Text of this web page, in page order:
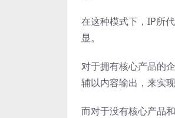
在这种模式下，IP所
显。
对于拥有核心产品的
辅以内容输出，来实
而对于没有核心产品